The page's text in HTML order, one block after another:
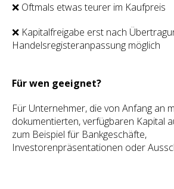
❌ Oftmals etwas teurer im Kaufpreis
❌ Kapitalfreigabe erst nach
Handelsregisteranpassung möglich
Für wen geeignet?
Für Unternehmer, die von Anfang an
dokumentierten, verfügbaren Kapital
zum Beispiel für Bankgeschäfte,
Investorenpräsentationen oder